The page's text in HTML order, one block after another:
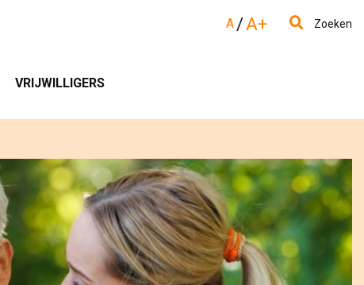
A /A+ Zoeken
VRIJWILLIGERS